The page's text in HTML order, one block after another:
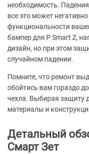
необходимость.
все это может
функциональности
бампер для P Smart Z,
дизайн, но при этом
случайном падении.
Помните, что ремонт
обойтись вам гораздо
чехла. Выбирая защиту
материалы и
Детальный
Смарт Зет